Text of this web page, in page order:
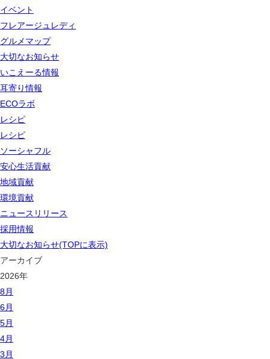
イベント
フレアージュレディ
グルメマップ
大切なお知らせ
いこえーる情報
耳寄り情報
ECOラボ
レシピ
レシピ
ソーシャフル
安心生活貢献
地域貢献
環境貢献
ニュースリリース
採用情報
大切なお知らせ(TOPに表示)
アーカイブ
2026年
8月
6月
5月
4月
3月